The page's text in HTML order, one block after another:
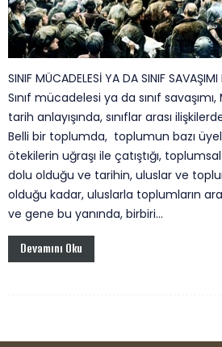
SINIF MÜCADELESİ YA DA SINIF
Sınıf mücadelesi ya da sınıf
tarih anlayışında, sınıflar arası
Belli bir toplumda, toplumun bazı
ötekilerin uğraşı ile çatıştığı,
dolu olduğu ve tarihin, uluslar ve
olduğu kadar, uluslarla toplumların
ve gene bu yanında, birbiri...
Devamını Oku